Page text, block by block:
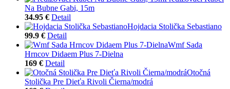
Na Bubne Gabi, 15m
34.95 € Detail
Hojdacia Stolička Sebastiano
99.9 € Detail
Wmf Sada
Hrncov Didaem Plus 7-Dielna
169 € Detail
Otočná
Stolička Pre Dieťa Rivoli Čierna/modrá